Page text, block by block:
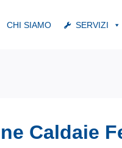
CHI SIAMO SERVIZI
Caldaie